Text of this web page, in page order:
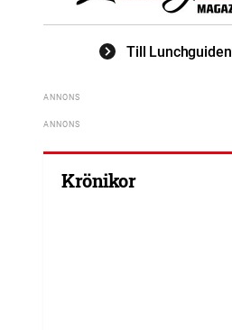
Till Lunchguiden
Krönikor